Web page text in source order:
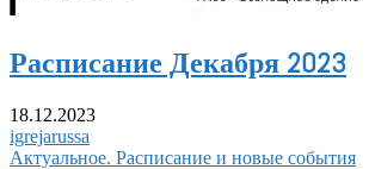
Расписание Декабря 2023
18.12.2023
igrejarussa
Актуальное. Расписание и новые события